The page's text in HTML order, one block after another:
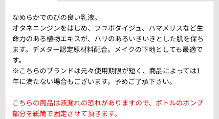
なめらかでのびの良い乳液。
オタネニンジンをはじめ、フユボダイジュ、ハマメリスなど生
命力のある植物エキスが、ハリのあるいきいきとした肌を保ち
ます。デメター認定原材料配合。メイクの下地としても最適で
す。
※こちらのブランドは元々使用期限が短く、商品によっては1
年に満たない場合もございます。予めご了承下さい。
こちらの商品は液漏れの恐れがありますので、ボトルのポンプ
部分を紙筒で固定させて頂きます。